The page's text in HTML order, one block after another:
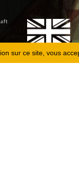
sur ce site, vous